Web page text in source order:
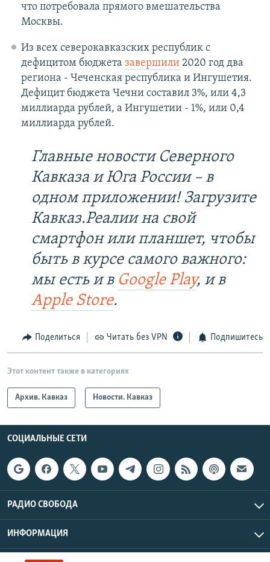
что потребовала прямого вмешательства
Москвы.
Из всех северокавказских республик с
дефицитом бюджета завершили2020 год два
региона - Чеченская республика и Ингушетия.
Дефицит бюджета Чечни составил 3%, или 4,3
миллиарда рублей, а Ингушетии - 1%, или 0,4
миллиарда рублей.
Главные новости Северного
Кавказа и Юга России – в
одном приложении! Загрузите
Кавказ.Реалии на свой
смартфон или планшет, чтобы
быть в курсе самого важного:
мы есть и в Google Play, и в
Apple Store.
Поделиться Читать без VPN Подпишитесь
Этот контент также в категориях
Архив. Кавказ Новости. Кавказ
СОЦИАЛЬНЫЕ СЕТИ
РАДИО СВОБОДА
ИНФОРМАЦИЯ